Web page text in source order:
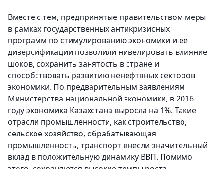
Вместе с тем, предпринятые правительством меры
в рамках государственных антикризисных
программ по стимулированию экономики и ее
диверсификации позволили нивелировать влияние
шоков, сохранить занятость в стране и
способствовать развитию ненефтяных секторов
экономики. По предварительным заявлениям
Министерства национальной экономики, в 2016
году экономика Казахстана выросла на 1%. Такие
отрасли промышленности, как строительство,
сельское хозяйство, обрабатывающая
промышленность, транспорт внесли значительный
вклад в положительную динамику ВВП. Помимо